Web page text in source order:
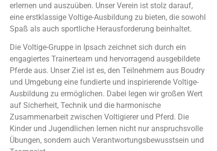
erlernen und auszuüben. Unser Verein ist stolz darauf,
eine erstklassige Voltige-Ausbildung zu bieten, die sowohl
Spaß als auch sportliche Herausforderung beinhaltet.
Die Voltige-Gruppe in Ipsach zeichnet sich durch ein
engagiertes Trainerteam und hervorragend ausgebildete
Pferde aus. Unser Ziel ist es, den Teilnehmern aus Boudry
und Umgebung eine fundierte und inspirierende Voltige-
Ausbildung zu ermöglichen. Dabei legen wir großen Wert
auf Sicherheit, Technik und die harmonische
Zusammenarbeit zwischen Voltigierer und Pferd. Die
Kinder und Jugendlichen lernen nicht nur anspruchsvolle
Übungen, sondern auch Verantwortungsbewusstsein und